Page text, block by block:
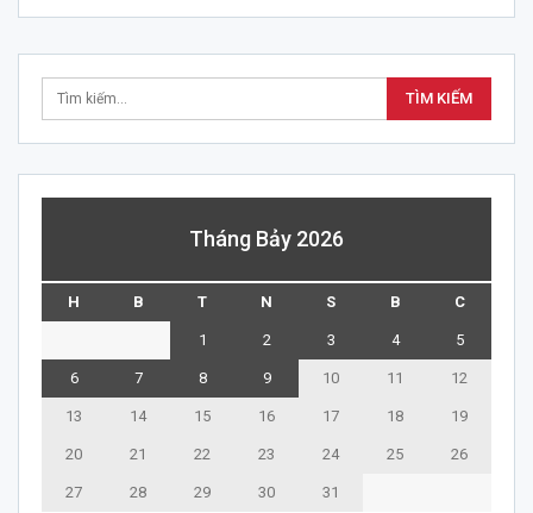
Tháng Bảy 2026
H B T N S B C
1 2 3 4 5
6 7 8 9 10 11 12
13 14 15 16 17 18 19
20 21 22 23 24 25 26
27 28 29 30
31